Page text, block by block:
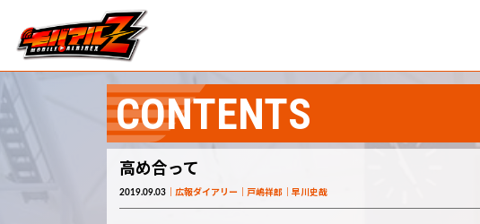
CONTENTS
高め合って
2019.09.03 広報ダイアリー 戸嶋祥郎 早川史哉